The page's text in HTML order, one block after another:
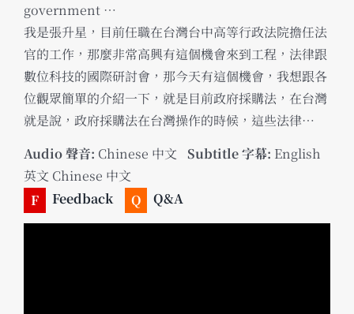
government …
我是張升星，目前任職在台灣台中高等行政法院擔任法
官的工作，那麼非常高興有這個機會來到工程，法律跟
數位科技的國際研討會，那今天有這個機會，我想跟各
位觀眾簡單的介紹一下，就是目前政府採購法，在台灣
就是說，政府採購法在台灣操作的時候，這些法律…
Audio 聲音: Chinese 中文 Subtitle 字幕: English
英文 Chinese 中文
F
Feedback Q Q&A